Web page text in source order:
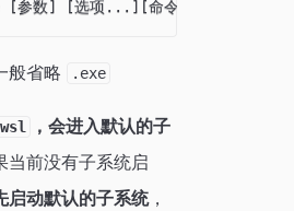
般省略 .exe
wsl
，会进入默认的子
当前没有子系统启
启动默认的子系统，